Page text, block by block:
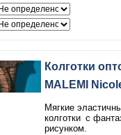
Колготки
MALEMI
Мягкие
колготки с
рисунком.